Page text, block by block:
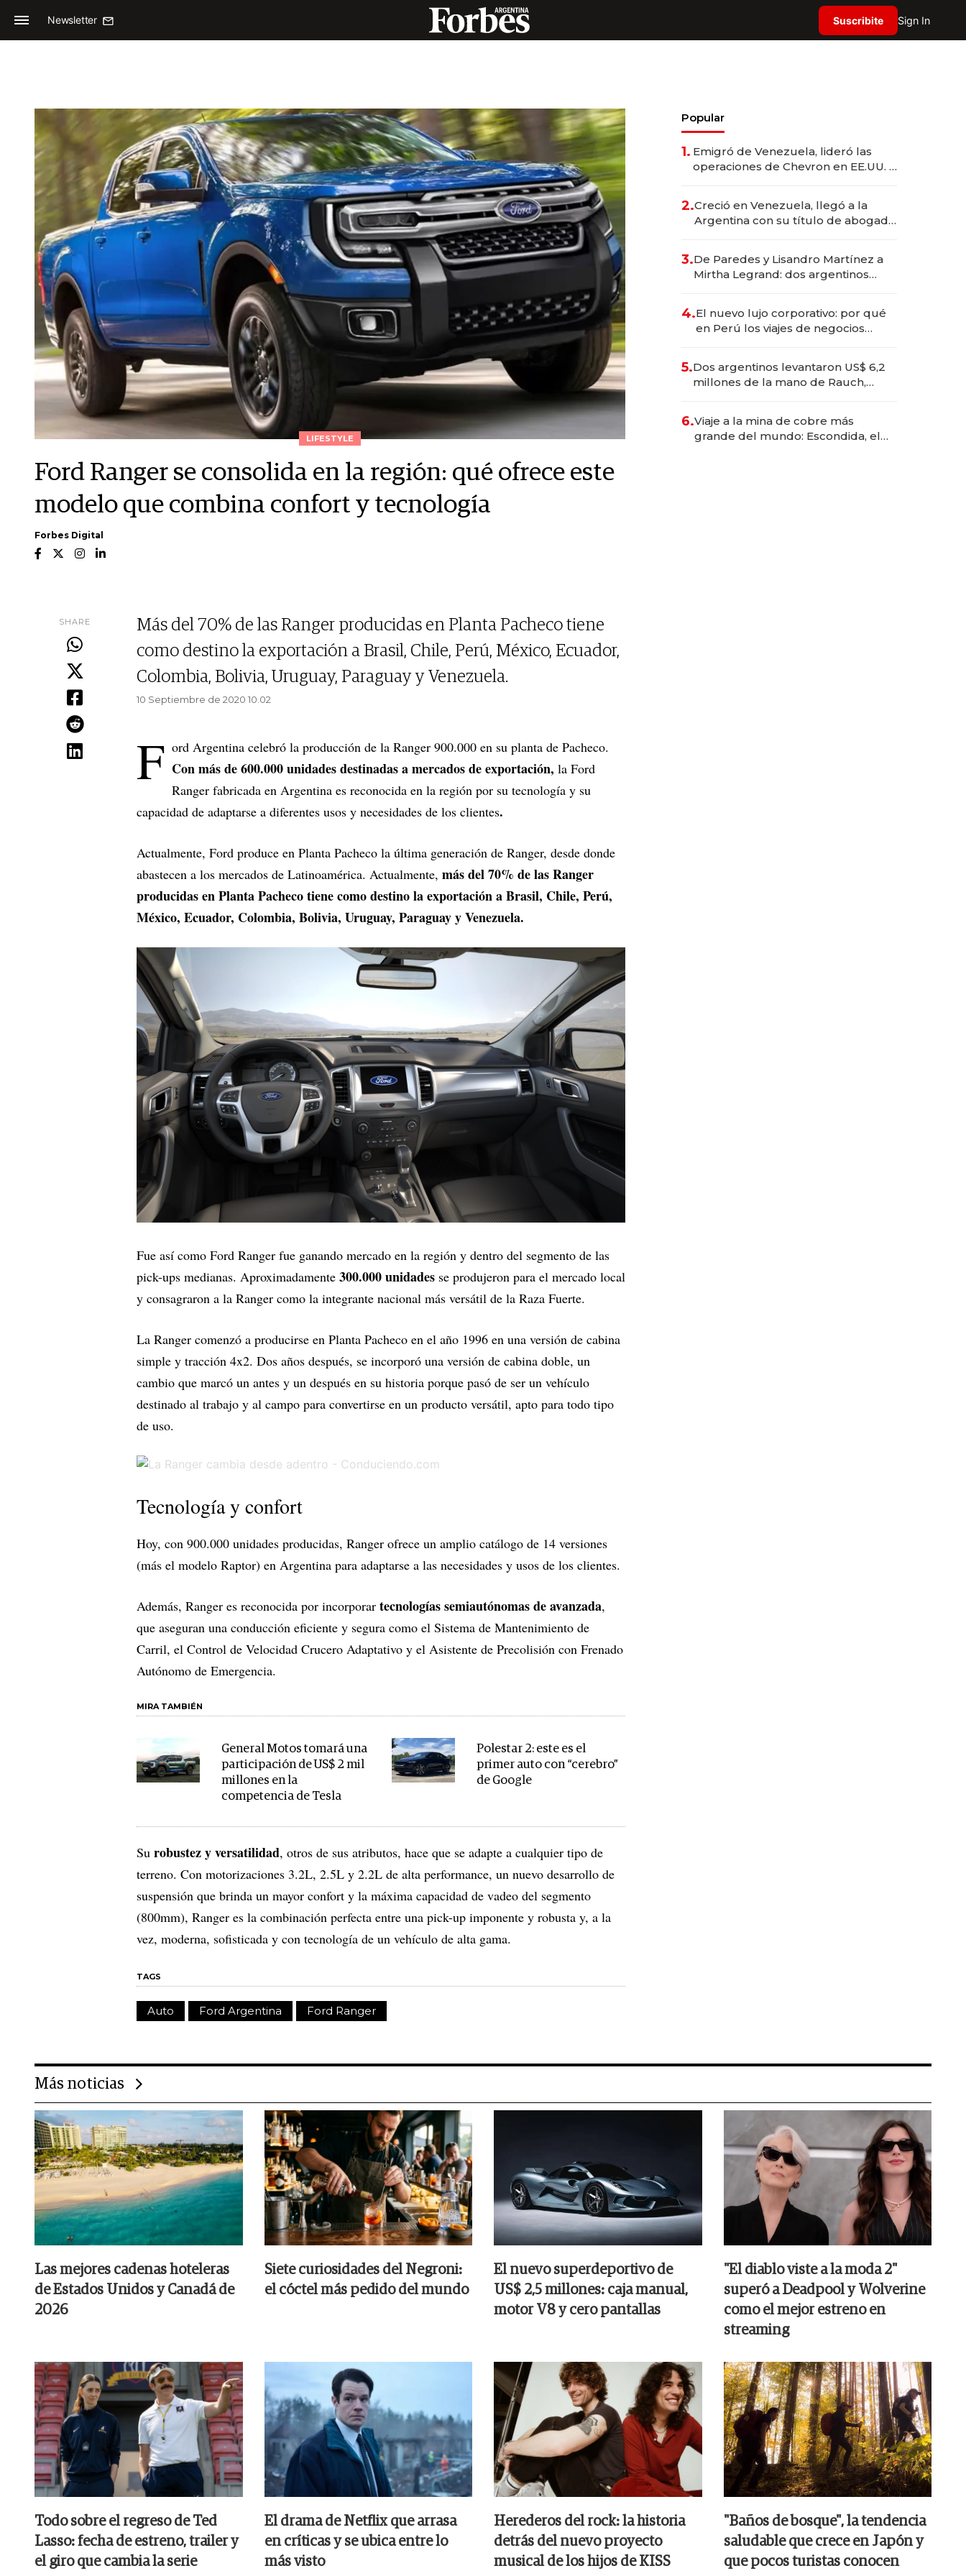
Newsletter Suscribite Sign In
LIFESTYLE
Ford Ranger se consolida en la región: qué ofrece este
modelo que combina confort y tecnología
Forbes Digital
SHARE
Más del 70% de las Ranger producidas en Planta Pacheco tiene
como destino la exportación a Brasil, Chile, Perú, México, Ecuador,
Colombia, Bolivia, Uruguay, Paraguay y Venezuela.
10 Septiembre de 2020 10.02
F ord Argentina celebró la producción de la Ranger 900.000 en su planta de Pacheco.
Con más de 600.000 unidades destinadas a mercados de exportación, la Ford
Ranger fabricada en Argentina es reconocida en la región por su tecnología y su
capacidad de adaptarse a diferentes usos y necesidades de los clientes.
Actualmente, Ford produce en Planta Pacheco la última generación de Ranger, desde donde
abastecen a los mercados de Latinoamérica. Actualmente, más del 70% de las Ranger
producidas en Planta Pacheco tiene como destino la exportación a Brasil, Chile, Perú,
México, Ecuador, Colombia, Bolivia, Uruguay, Paraguay y Venezuela.
Fue así como Ford Ranger fue ganando mercado en la región y dentro del segmento de las
pick-ups medianas. Aproximadamente 300.000 unidades se produjeron para el mercado local
y consagraron a la Ranger como la integrante nacional más versátil de la Raza Fuerte.
La Ranger comenzó a producirse en Planta Pacheco en el año 1996 en una versión de cabina
simple y tracción 4x2. Dos años después, se incorporó una versión de cabina doble, un
cambio que marcó un antes y un después en su historia porque pasó de ser un vehículo
destinado al trabajo y al campo para convertirse en un producto versátil, apto para todo tipo
de uso.
Tecnología y confort
Hoy, con 900.000 unidades producidas, Ranger ofrece un amplio catálogo de 14 versiones
(más el modelo Raptor) en Argentina para adaptarse a las necesidades y usos de los clientes.
Además, Ranger es reconocida por incorporar tecnologías semiautónomas de avanzada,
que aseguran una conducción eficiente y segura como el Sistema de Mantenimiento de
Carril, el Control de Velocidad Crucero Adaptativo y el Asistente de Precolisión con Frenado
Autónomo de Emergencia.
MIRA TAMBIÉN
General Motos tomará una
participación de US$ 2 mil
millones en la
competencia de Tesla
Polestar 2: este es el
primer auto con “cerebro”
de Google
Su robustez y versatilidad, otros de sus atributos, hace que se adapte a cualquier tipo de
terreno. Con motorizaciones 3.2L, 2.5L y 2.2L de alta performance, un nuevo desarrollo de
suspensión que brinda un mayor confort y la máxima capacidad de vadeo del segmento
(800mm), Ranger es la combinación perfecta entre una pick-up imponente y robusta y, a la
vez, moderna, sofisticada y con tecnología de un vehículo de alta gama.
TAGS
Auto Ford Argentina Ford Ranger
Popular
1. Emigró de Venezuela, lideró las
operaciones de Chevron en EE.UU. y
2.Creció en Venezuela, llegó a la
Argentina con su título de abogado
marcas "fast premium"
3.De Paredes y Lisandro Martínez a
Mirtha Legrand: dos argentinos
4.El nuevo lujo corporativo: por qué
en Perú los viajes de negocios
transformadoras
5.Dos argentinos levantaron US$ 6,2
millones de la mano de Rauch,
6.Viaje a la mina de cobre más
grande del mundo: Escondida, el
Más noticias
Las mejores cadenas hoteleras
de Estados Unidos y Canadá de
2026
Siete curiosidades del Negroni:
el cóctel más pedido del mundo
El nuevo superdeportivo de
US$ 2,5 millones: caja manual,
motor V8 y cero pantallas
"El diablo viste a la moda 2"
superó a Deadpool y Wolverine
como el mejor estreno en
streaming
Todo sobre el regreso de Ted
Lasso: fecha de estreno, trailer y
el giro que cambia la serie
El drama de Netflix que arrasa
en críticas y se ubica entre lo
más visto
Herederos del rock: la historia
detrás del nuevo proyecto
musical de los hijos de KISS
"Baños de bosque", la tendencia
saludable que crece en Japón y
que pocos turistas conocen